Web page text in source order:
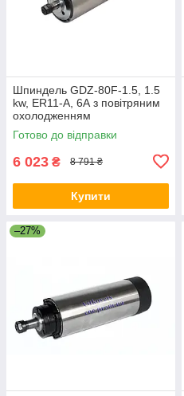
Шпиндель GDZ-80F-1.5, 1.5
kw, ER11-A, 6А з повітряним
охолодженням
Готово до відправки
6 023 ₴ 8 791 ₴
Купити
–27%